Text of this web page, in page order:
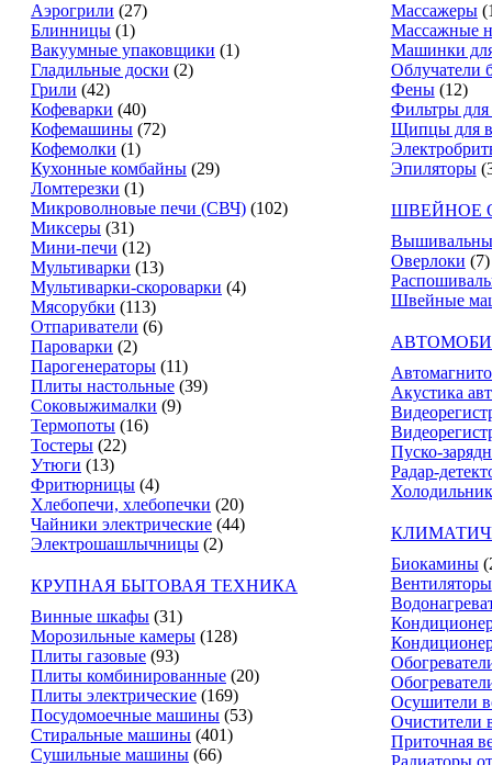
Аэрогрили (27)
Блинницы (1)
Вакуумные упаковщики (1)
Гладильные доски (2)
Грили (42)
Кофеварки (40)
Кофемашины (72)
Кофемолки (1)
Кухонные комбайны (29)
Ломтерезки (1)
Микроволновые печи (СВЧ) (102)
Миксеры (31)
Мини-печи (12)
Мультиварки (13)
Мультиварки-скороварки (4)
Мясорубки (113)
Отпариватели (6)
Пароварки (2)
Парогенераторы (11)
Плиты настольные (39)
Соковыжималки (9)
Термопоты (16)
Тостеры (22)
Утюги (13)
Фритюрницы (4)
Хлебопечи, хлебопечки (20)
Чайники электрические (44)
Электрошашлычницы (2)
КРУПНАЯ БЫТОВАЯ ТЕХНИКА
Винные шкафы (31)
Морозильные камеры (128)
Плиты газовые (93)
Плиты комбинированные (20)
Плиты электрические (169)
Посудомоечные машины (53)
Стиральные машины (401)
Сушильные машины (66)
Массажеры
Массажные
Машинки
Облучатели
Фены (12)
Фильтры
Щипцы для
Эпиляторы
ШВЕЙНОЕ
Оверлоки (7)
Швейные
Акустика
Пуско-
Радар-
Биокамины
Вентиляторы
Осушители
Очистители
Приточная
Радиаторы